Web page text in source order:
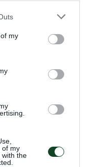
one or more Google
You may click to
third-party tags to
in below Google
my
of my
with the
ισόπαλη